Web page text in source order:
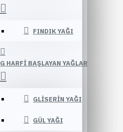
FINDIK YAĞI
G HARFI BAŞLAYAN YAĞLAR
GLISERIN YAĞI
GÜL YAĞI